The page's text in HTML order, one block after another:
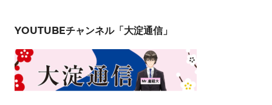
YOUTUBEチャンネル「大淀通信」